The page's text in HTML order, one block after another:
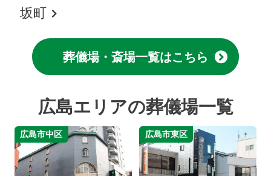
坂町
葬儀場・斎場一覧はこちら
広島エリアの葬儀場一覧
広島市中区 広島市東区